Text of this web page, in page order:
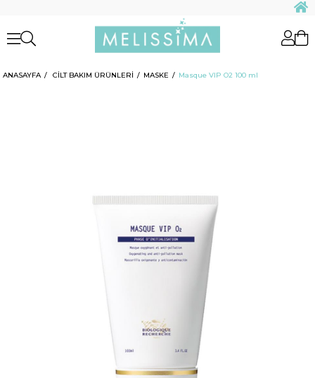
ANASAYFA CİLT BAKIM ÜRÜNLERİ MASKE Masque VIP O2 100 ml